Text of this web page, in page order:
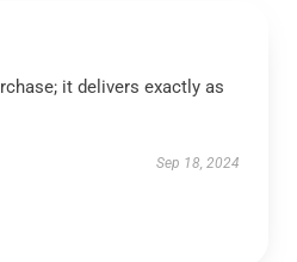
it delivers exactly as
Sep 18, 2024